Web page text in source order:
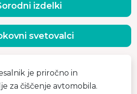
je priročno in
za čiščenje avtomobila.
izdelki
svetovalci